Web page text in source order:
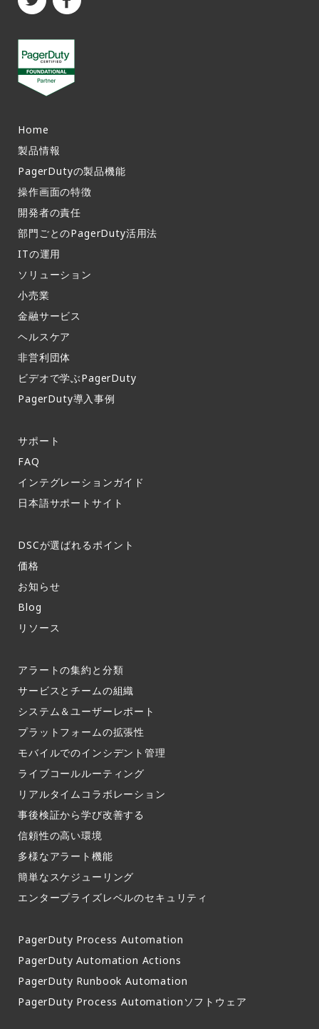
Home
製品情報​
PagerDutyの製品機能​
操作画面の特徴​
開発者の責任
部門ごとのPagerDuty活用法​
ITの運用​
ソリューション
小売業
金融サービス
ヘルスケア
非営利団体
ビデオで学ぶPagerDuty
PagerDuty導入事例​
サポート​
FAQ​
インテグレーションガイド​
日本語サポートサイト​
DSCが選ばれるポイント
価格
お知らせ​
Blog
リソース
アラートの集約と分類​
サービスとチームの組織​
システム＆ユーザーレポート​
プラットフォームの拡張性
モバイルでのインシデント管理​
ライブコールルーティング​
リアルタイムコラボレーション​
事後検証から学び改善する
信頼性の高い環境​
多様なアラート機能​
簡単なスケジューリング​
エンタープライズレベルのセキュリティ
PagerDuty Process Automation
PagerDuty Automation Actions
PagerDuty Runbook Automation
PagerDuty Process Automationソフトウェア